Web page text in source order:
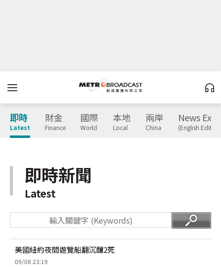
即時
Latest
財金
Finance
國際
World
本地
Local
兩岸
China
News
(English
即時新聞
Latest
美國紐約夜間遊覽船翻沉釀2死
09/08 23:19